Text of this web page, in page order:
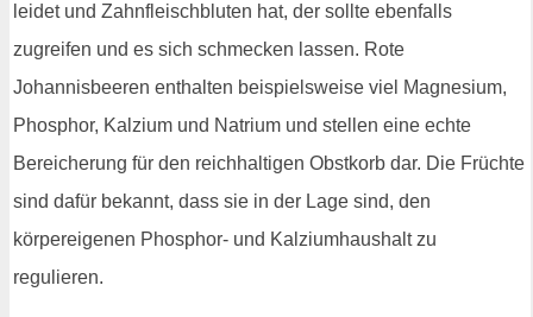
leidet und Zahnfleischbluten hat, der sollte ebenfalls
zugreifen und es sich schmecken lassen. Rote
Johannisbeeren enthalten beispielsweise viel Magnesium,
Phosphor, Kalzium und Natrium und stellen eine echte
Bereicherung für den reichhaltigen Obstkorb dar. Die Früchte
sind dafür bekannt, dass sie in der Lage sind, den
körpereigenen Phosphor- und Kalziumhaushalt zu
regulieren.